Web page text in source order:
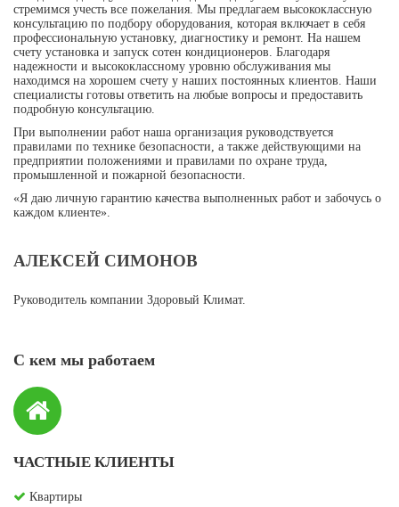
стремимся учесть все пожелания. Мы предлагаем высококлассную
консультацию по подбору оборудования, которая включает в себя
профессиональную установку, диагностику и ремонт. На нашем
счету установка и запуск сотен кондиционеров. Благодаря
надежности и высококлассному уровню обслуживания мы
находимся на хорошем счету у наших постоянных клиентов. Наши
специалисты готовы ответить на любые вопросы и предоставить
подробную консультацию.
При выполнении работ наша организация руководствуется
правилами по технике безопасности, а также действующими на
предприятии положениями и правилами по охране труда,
промышленной и пожарной безопасности.
«Я даю личную гарантию качества выполненных работ и забочусь о
каждом клиенте».
АЛЕКСЕЙ СИМОНОВ
Руководитель компании Здоровый Климат.
С кем мы работаем
ЧАСТНЫЕ КЛИЕНТЫ
Квартиры